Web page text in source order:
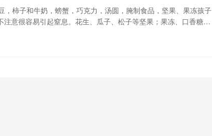
柿子和牛奶，螃蟹，巧克力，汤圆，腌制食品，坚果、果冻孩子
意很容易引起窒息。花生、瓜子、松子等坚果；果冻、口香糖、